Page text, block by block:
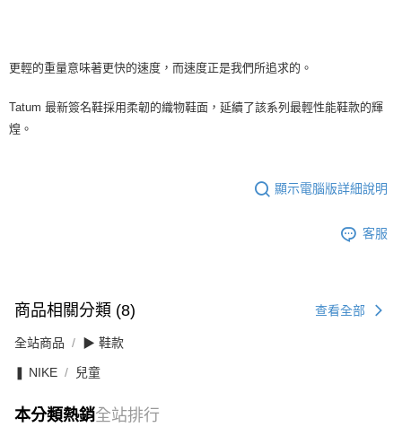
更輕的重量意味著更快的速度，而速度正是我們所追求的。
Tatum 最新簽名鞋採用柔韌的織物鞋面，延續了該系列最輕性能鞋款的輝
煌。
顯示電腦版詳細說明
客服
商品相關分類 (8) 查看全部
全站商品 ▶ 鞋款
❚ NIKE 兒童
本分類熱銷全站排行